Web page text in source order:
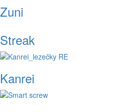
Zuni
Streak
Kanrei